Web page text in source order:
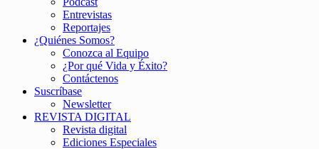
Entrevistas
Reportajes
¿Quiénes Somos?
Conozca al Equipo
¿Por qué Vida y Éxito?
Contáctenos
Suscríbase
Newsletter
REVISTA DIGITAL
Revista digital
Ediciones Especiales